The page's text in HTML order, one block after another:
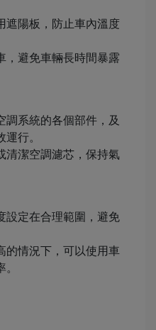
遮陽板，防止車內溫度
，避免車輛長時間暴露
調系統的各個部件，及
行。
清潔空調濾芯，保持氣
設定在合理範圍，避免
的情況下，可以使用車